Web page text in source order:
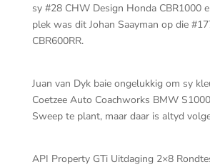
sy #28 CHW Design Honda CBR1000
plek was dit Johan Saayman op die
CBR600RR.
Juan van Dyk baie ongelukkig om sy
Coetzee Auto Coachworks BMW
Sweep te plant, maar daar is altyd
API Property GTi Uitdaging 2×8